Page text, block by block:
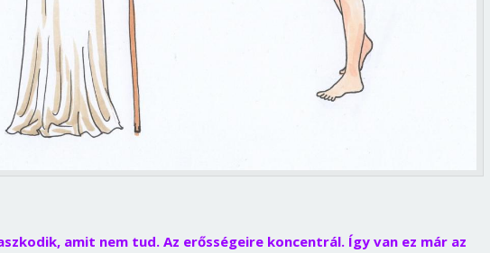
amit nem tud. Az erősségeire koncentrál. Így van ez már az